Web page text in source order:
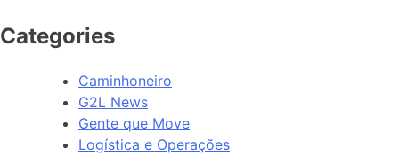
Categories
Caminhoneiro
G2L News
Gente que Move
Logística e Operações